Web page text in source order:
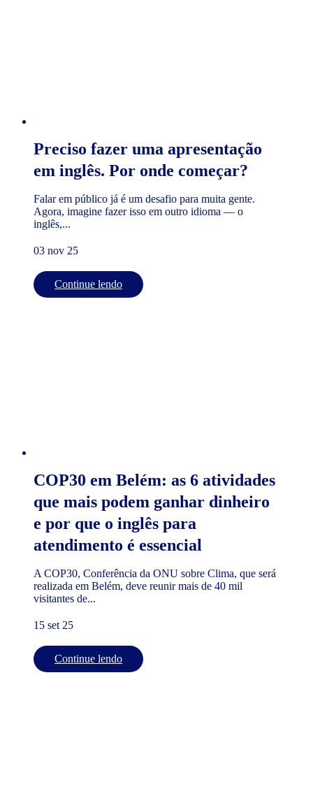
Preciso fazer uma apresentação
em inglês. Por onde começar?
Falar em público já é um desafio para muita gente.
Agora, imagine fazer isso em outro idioma — o
inglês,...
03 nov 25
Continue lendo
COP30 em Belém: as 6 atividades
que mais podem ganhar dinheiro
e por que o inglês para
atendimento é essencial
A COP30, Conferência da ONU sobre Clima, que será
realizada em Belém, deve reunir mais de 40 mil
visitantes de...
15 set 25
Continue lendo